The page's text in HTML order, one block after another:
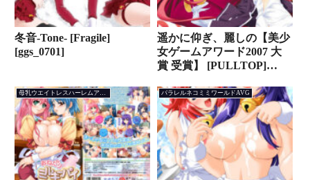
冬音-Tone- [Fragile]
[ggs_0701]
遥かに仰ぎ、麗しの【美少
女ゲームアワード2007 大
賞 受賞】 [PULLTOP]
パラレルネコミミワールドAVG